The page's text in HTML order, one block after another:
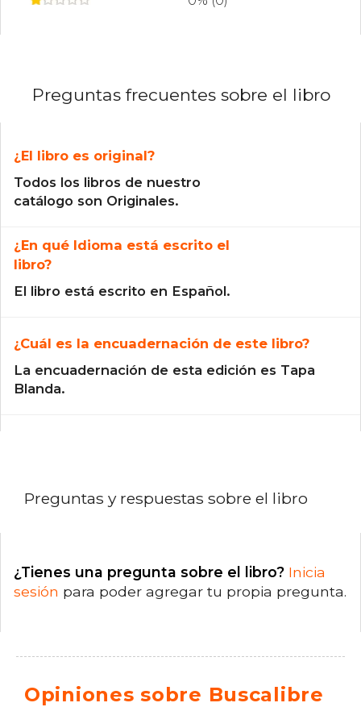
Preguntas frecuentes sobre el libro
¿El libro es original?
Todos los libros de nuestro
catálogo son Originales.
¿En qué Idioma está escrito el
libro?
El libro está escrito en Español.
¿Cuál es la encuadernación de este libro?
La encuadernación de esta edición es Tapa
Blanda.
Preguntas y respuestas sobre el libro
¿Tienes una pregunta sobre el libro? Inicia
sesión para poder agregar tu propia pregunta.
Opiniones sobre Buscalibre